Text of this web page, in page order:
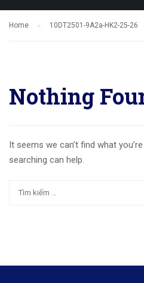
Home 10DT2501-9A2a-HK2-25-26
Nothing
It seems we can’t find what
searching can help.